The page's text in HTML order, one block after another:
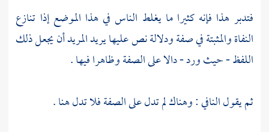
فتدبر هذا فإنه كثيرا ما يغلط الناس في هذا الموضع إذا تنازع
النفاة والمثبتة في صفة ودلالة نص عليها يريد المريد أن يجعل ذلك
اللفظ - حيث ورد - دالا على الصفة وظاهرا فيها .
ثم يقول النافي : وهناك لم تدل على الصفة فلا تدل هنا .